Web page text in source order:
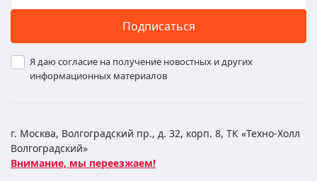
Подписаться
Я даю согласие на получение новостных и других
информационных материалов
г. Москва, Волгоградский пр., д. 32, корп. 8, ТК «Техно-Холл
Волгоградский»
Внимание, мы переезжаем!